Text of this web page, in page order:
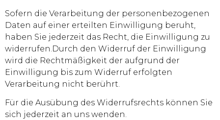
Sofern die Verarbeitung der personenbezogenen
Daten auf einer erteilten Einwilligung beruht,
haben Sie jederzeit das Recht, die Einwilligung zu
widerrufen.Durch den Widerruf der Einwilligung
wird die Rechtmäßigkeit der aufgrund der
Einwilligung bis zum Widerruf erfolgten
Verarbeitung nicht berührt.
Für die Ausübung des Widerrufsrechts können Sie
sich jederzeit an uns wenden.